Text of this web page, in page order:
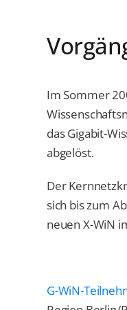
Im Sommer
das Gigabit-
abgelöst.
Der
sich bis zum
neuen X-WiN
G-WiN-